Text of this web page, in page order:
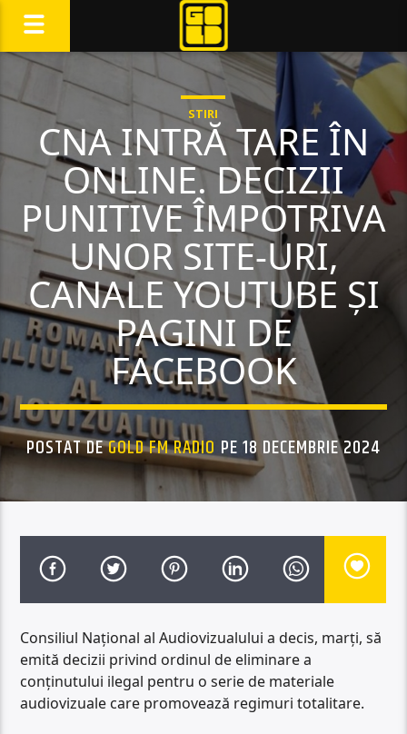
STIRI
CNA INTRĂ TARE ÎN
ONLINE. DECIZII
PUNITIVE ÎMPOTRIVA
UNOR SITE-URI,
CANALE YOUTUBE ȘI
PAGINI DE
FACEBOOK
POSTAT DEGOLD FM RADIOPE 18 DECEMBRIE 2024
Consiliul Naţional al Audiovizualului a decis, marţi, să
emită decizii privind ordinul de eliminare a
conţinutului ilegal pentru o serie de materiale
audiovizuale care promovează regimuri totalitare.